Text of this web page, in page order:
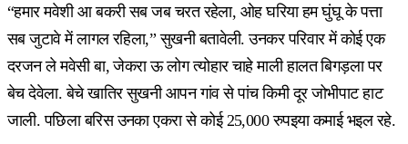
“हमार मवेशी आ बकरी सब जब चरत रहेला, ओह घरिया हम घुंघू के पत्ता
सब जुटावे में लागल रहिला,” सुखनी बतावेली. उनकर परिवार में कोई एक
दरजन ले मवेसी बा, जेकरा ऊ लोग त्योहार चाहे माली हालत बिगड़ला पर
बेच देवेला. बेचे खातिर सुखनी आपन गांव से पांच किमी दूर जोभीपाट हाट
जाली. पछिला बरिस उनका एकरा से कोई 25,000 रुपइया कमाई भइल रहे.